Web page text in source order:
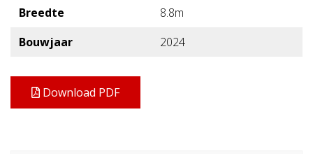
Breedte
8.8m
Bouwjaar
2024
Download PDF